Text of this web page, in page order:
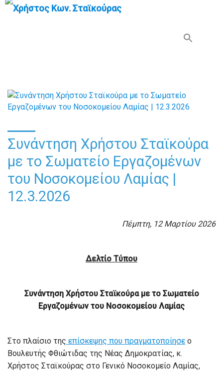
Συνάντηση Χρήστου Σταϊκούρα
με το Σωματείο Εργαζομένων
του Νοσοκομείου Λαμίας |
12.3.2026
Πέμπτη, 12 Μαρτίου 2026
Δελτίο Τύπου
Συνάντηση Χρήστου Σταϊκούρα με το Σωματείο
Εργαζομένων του Νοσοκομείου Λαμίας
Στο πλαίσιο της επίσκεψης που πραγματοποίησε ο
Βουλευτής Φθιώτιδας της Νέας Δημοκρατίας, κ.
Χρήστος Σταϊκούρας στο Γενικό Νοσοκομείο Λαμίας,